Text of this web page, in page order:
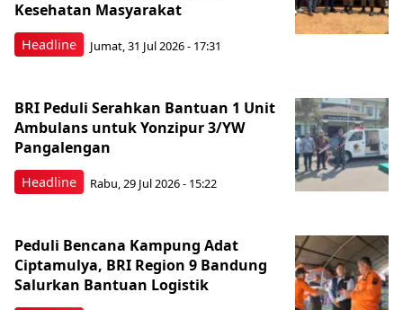
Headline
Kesehatan Masyarakat ​
Jumat, 31 Jul 2026 - 17:31
Headline
BRI Peduli Serahkan Bantuan 1 Unit
Ambulans untuk Yonzipur 3/YW
Pangalengan
Rabu, 29 Jul 2026 - 15:22
Peduli Bencana Kampung Adat
Ciptamulya, BRI Region 9 Bandung
Salurkan Bantuan Logistik